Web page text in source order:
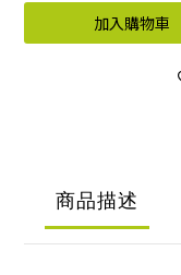
加入購物車
商品描述